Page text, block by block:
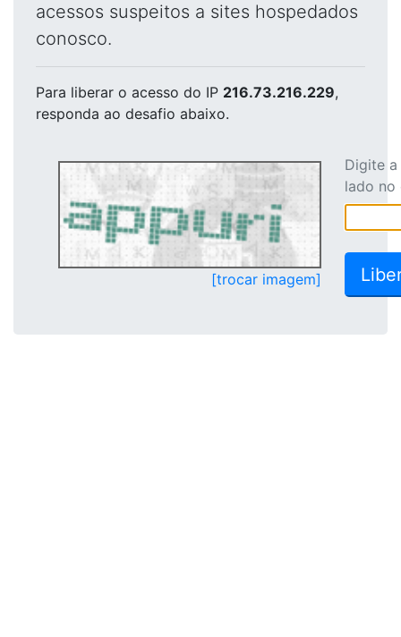
acessos suspeitos a sites hospedados
conosco.
Para liberar o acesso do IP 216.73.216.229,
responda ao desafio abaixo.
[trocar imagem]
Digite
lado no